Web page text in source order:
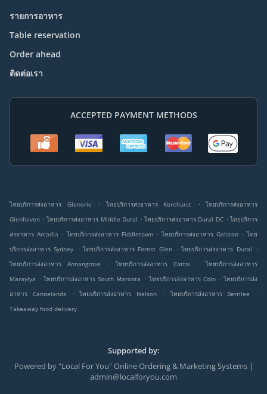
รายการอาหาร
Table reservation
Order ahead
ติดต่อเรา
ACCEPTED PAYMENT METHODS
ไทยบริการส่งอาหาร Glenorie . ไทยบริการส่งอาหาร Kenthurst .
ไทยบริการส่งอาหาร
Glenhaven . ไทยบริการส่งอาหาร Middle Dural . ไทยบริการส่งอาหาร Dural DC . ไทยบริการ
ส่งอาหาร Arcadia . ไทยบริการส่งอาหาร Fiddletown . ไทยบริการส่งอาหาร Galston . ไทย
บริการส่งอาหาร Sydney
. ไทยบริการส่งอาหาร Forest Glen . ไทยบริการส่งอาหาร Dural
.
ไทยบริการส่งอาหาร Annangrove
. ไทยบริการส่งอาหาร Cattai .
ไทยบริการส่งอาหาร
Maraylya . ไทยบริการส่งอาหาร South Maroota . ไทยบริการส่งอาหาร Colo . ไทยบริการส่ง
อาหาร Canoelands
. ไทยบริการส่งอาหาร Nelson . ไทยบริการส่งอาหาร Berrilee
.
Takeaway food delivery
Supported by:
Powered by "Local For You" Online Ordering & Marketing Systems |
admin@localforyou.com